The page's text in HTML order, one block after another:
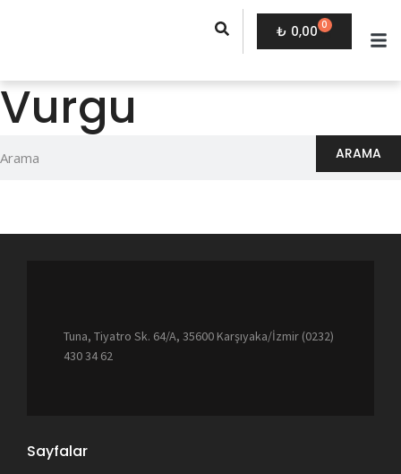
₺ 0,00 0
Vurgu
ARAMA
Tuna, Tiyatro Sk. 64/A, 35600 Karşıyaka/İzmir (0232)
430 34 62
Sayfalar